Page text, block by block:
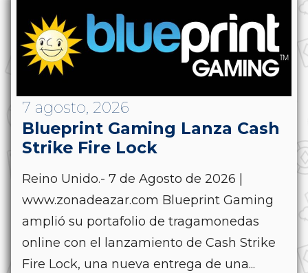
7 agosto, 2026
Blueprint Gaming Lanza Cash
Strike Fire Lock
Reino Unido.- 7 de Agosto de 2026 |
www.zonadeazar.com Blueprint Gaming
amplió su portafolio de tragamonedas
online con el lanzamiento de Cash Strike
Fire Lock, una nueva entrega de una...